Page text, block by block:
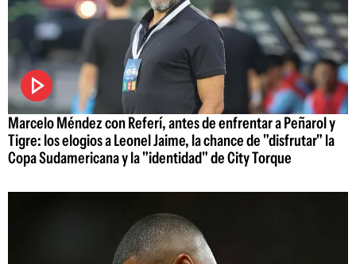
Marcelo Méndez con Referí, antes de enfrentar a Peñarol y
Tigre: los elogios a Leonel Jaime, la chance de "disfrutar" la
Copa Sudamericana y la "identidad" de City Torque